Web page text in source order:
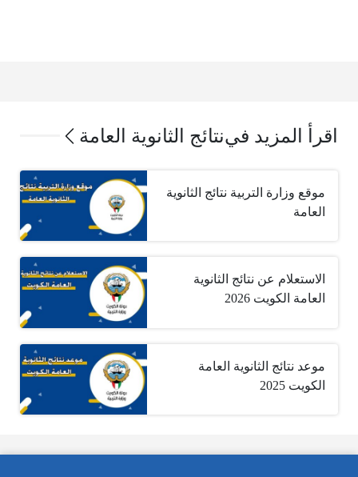
اقرأ المزيد فينتائج الثانوية العامة
موقع وزارة التربية نتائج الثانوية
العامة
الاستعلام عن نتائج الثانوية
العامة الكويت 2026
موعد نتائج الثانوية العامة
الكويت 2025